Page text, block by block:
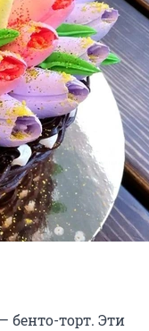
бенто-торт. Эти